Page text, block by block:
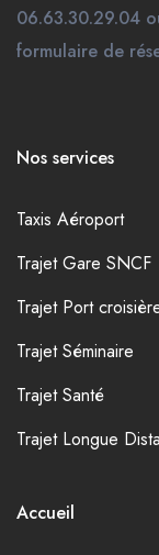
06.63.30.29.04
formulaire de
Nos services
Taxis Aéroport
Trajet Gare SNCF
Trajet Port
Trajet Séminaire
Trajet Santé
Trajet Longue
Accueil